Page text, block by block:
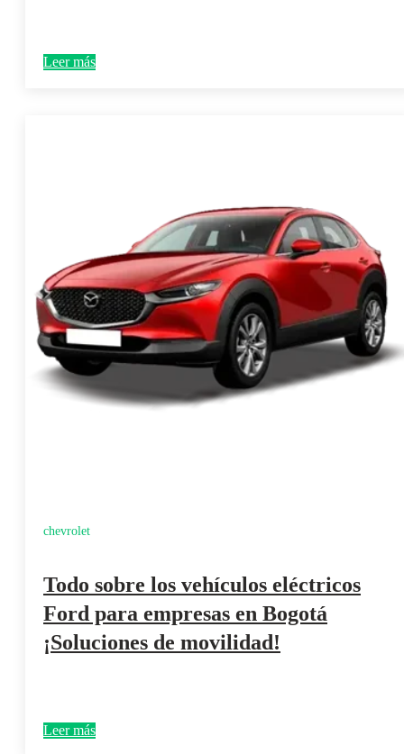
Leer más
chevrolet
Todo sobre los vehículos eléctricos
Ford para empresas en Bogotá
¡Soluciones de movilidad!
Leer más